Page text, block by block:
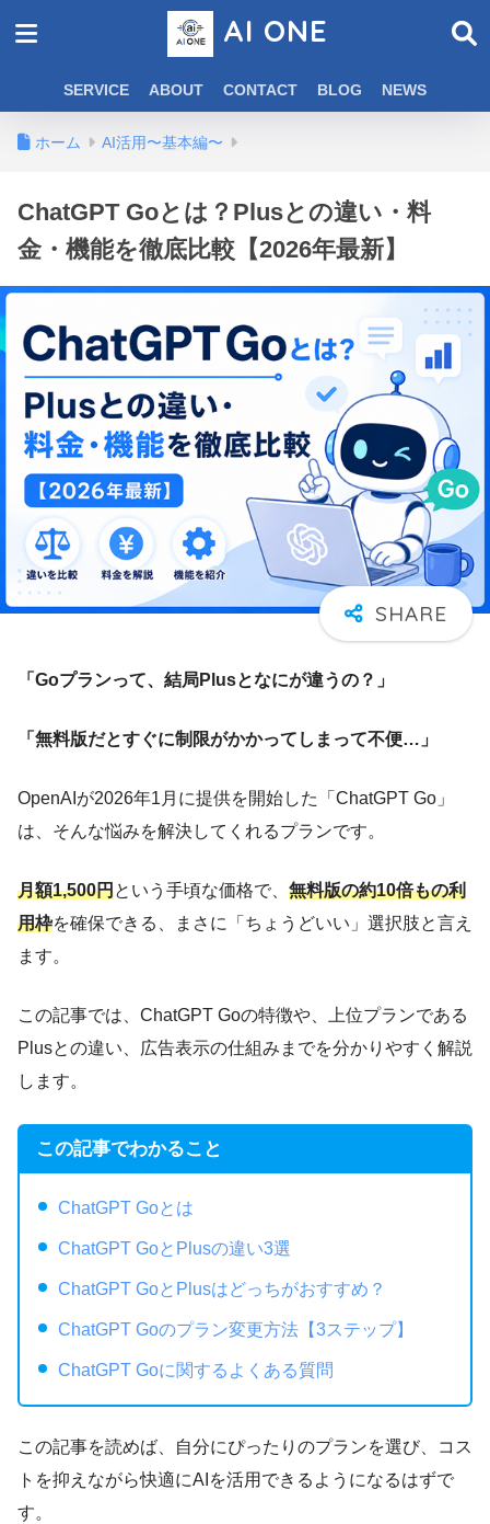
AI ONE
SERVICE ABOUT CONTACT BLOG NEWS
ホーム AI活用〜基本編〜
ChatGPT Goとは？Plusとの違い・料
金・機能を徹底比較【2026年最新】
「Goプランって、結局Plusとなにが違うの？」
「無料版だとすぐに制限がかかってしまって不便…」
OpenAIが2026年1月に提供を開始した「ChatGPT Go」
は、そんな悩みを解決してくれるプランです。
月額1,500円という手頃な価格で、 無料版の約10倍もの利
用枠を確保できる、まさに「ちょうどいい」選択肢と言え
ます。
この記事では、ChatGPT Goの特徴や、上位プランである
Plusとの違い、広告表示の仕組みまでを分かりやすく解説
します。
この記事でわかること
ChatGPT Goとは
ChatGPT GoとPlusの違い3選
ChatGPT GoとPlusはどっちがおすすめ？
ChatGPT Goのプラン変更方法【3ステップ】
ChatGPT Goに関するよくある質問
この記事を読めば、自分にぴったりのプランを選び、コス
トを抑えながら快適にAIを活用できるようになるはずで
す。